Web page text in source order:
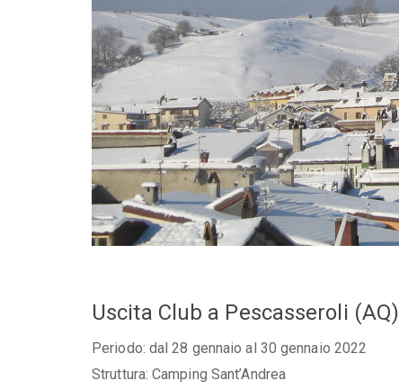
Uscita Club a Pescasseroli (AQ)
Periodo: dal 28 gennaio al 30 gennaio 2022
Struttura: Camping Sant’Andrea